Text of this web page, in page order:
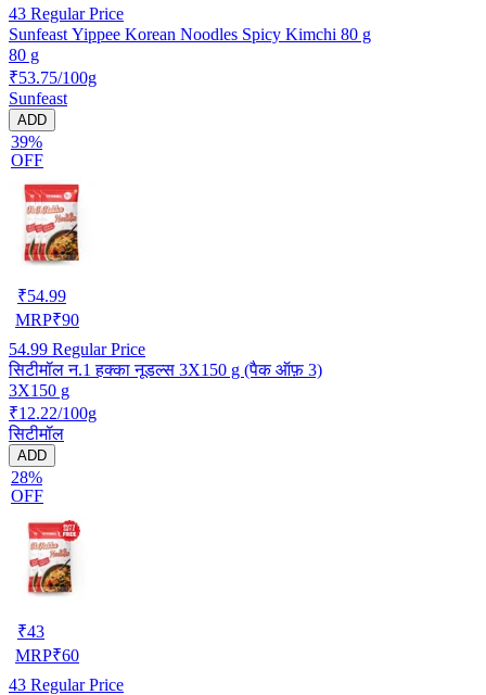
43 Regular Price
Sunfeast Yippee Korean Noodles Spicy Kimchi 80 g
80 g
₹53.75/100g
Sunfeast
ADD
39%
OFF
₹54.99
MRP₹90
54.99 Regular Price
सिटीमॉल न.1 हक्का नूडल्स 3X150 g (पैक ऑफ़ 3)
3X150 g
₹12.22/100g
सिटीमॉल
ADD
28%
OFF
₹43
MRP₹60
43 Regular Price